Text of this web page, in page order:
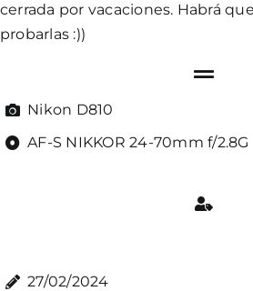
cerrada por vacaciones. Habrá
probarlas :))
Nikon D810
AF-S NIKKOR 24-70mm f/2.8G
27/02/2024